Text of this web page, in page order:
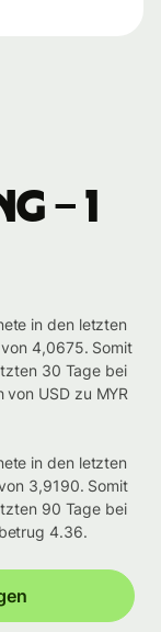
– 1
in den letzten
4,0675. Somit
30 Tage bei
USD zu MYR
in den letzten
3,9190. Somit
90 Tage bei
4.36.